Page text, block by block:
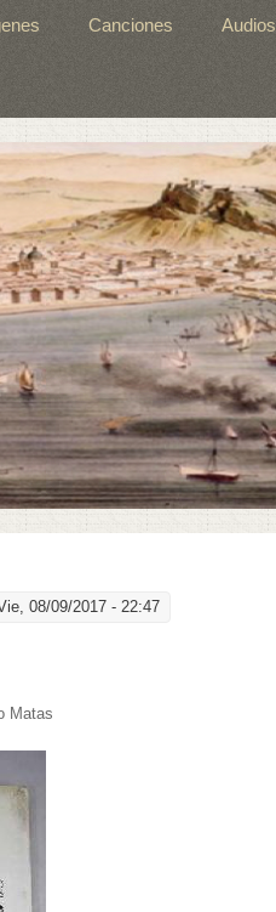
Canciones Audios
08/09/2017 - 22:47
Matas